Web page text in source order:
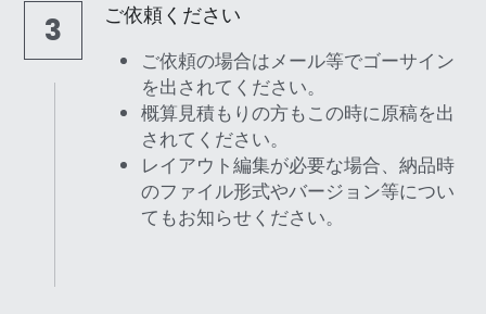
3 ご依頼ください
ご依頼の場合はメール等でゴーサイン
を出されてください。
概算見積もりの方もこの時に原稿を出
されてください。
レイアウト編集が必要な場合、納品時
のファイル形式やバージョン等につい
てもお知らせください。